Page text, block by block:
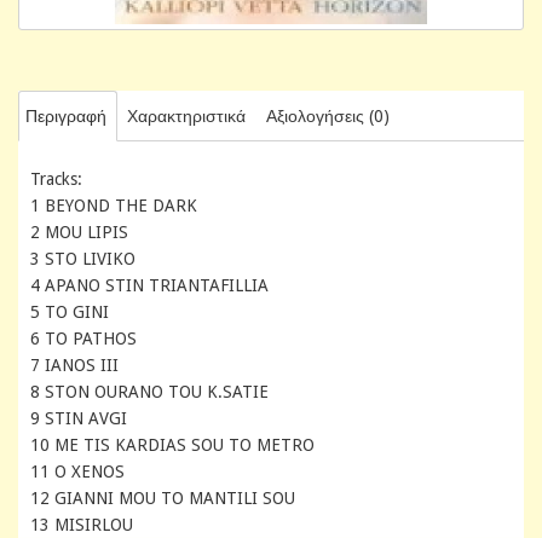
Περιγραφή Χαρακτηριστικά Αξιολογήσεις (0)
Tracks:
1 BEYOND THE DARK
2 MOU LIPIS
3 STO LIVIKO
4 APANO STIN TRIANTAFILLIA
5 TO GINI
6 TO PATHOS
7 IANOS III
8 STON OURANO TOU K.SATIE
9 STIN AVGI
10 ME TIS KARDIAS SOU TO METRO
11 O XENOS
12 GIANNI MOU TO MANTILI SOU
13 MISIRLOU